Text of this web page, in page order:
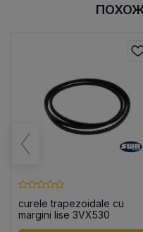
curele trapezoidale cu
margini lise 3VX530